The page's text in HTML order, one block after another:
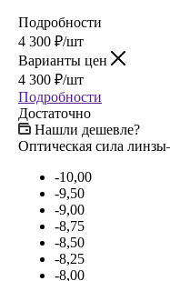
Подробности
4 300 ₽/шт
Варианты цен
4 300 ₽/шт
Подробности
Достаточно
Нашли дешевле?
Оптическая сила линзы
-10,00
-9,50
-9,00
-8,75
-8,50
-8,25
-8,00